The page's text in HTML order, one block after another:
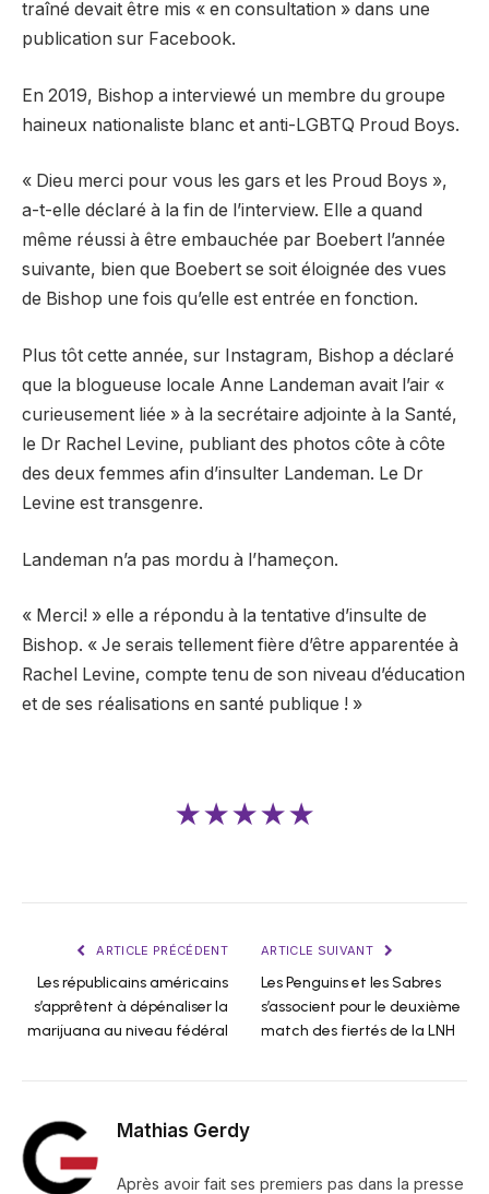
traîné devait être mis « en consultation » dans une
publication sur Facebook.
En 2019, Bishop a interviewé un membre du groupe
haineux nationaliste blanc et anti-LGBTQ Proud Boys.
« Dieu merci pour vous les gars et les Proud Boys »,
a-t-elle déclaré à la fin de l’interview. Elle a quand
même réussi à être embauchée par Boebert l’année
suivante, bien que Boebert se soit éloignée des vues
de Bishop une fois qu’elle est entrée en fonction.
Plus tôt cette année, sur Instagram, Bishop a déclaré
que la blogueuse locale Anne Landeman avait l’air «
curieusement liée » à la secrétaire adjointe à la Santé,
le Dr Rachel Levine, publiant des photos côte à côte
des deux femmes afin d’insulter Landeman. Le Dr
Levine est transgenre.
Landeman n’a pas mordu à l’hameçon.
« Merci! » elle a répondu à la tentative d’insulte de
Bishop. « Je serais tellement fière d’être apparentée à
Rachel Levine, compte tenu de son niveau d’éducation
et de ses réalisations en santé publique ! »
★★★★★
ARTICLE PRÉCÉDENT
Les républicains américains
s’apprêtent à dépénaliser la
marijuana au niveau fédéral
ARTICLE SUIVANT
Les Penguins et les Sabres
s’associent pour le deuxième
match des fiertés de la LNH
Mathias Gerdy
Après avoir fait ses premiers pas dans la presse